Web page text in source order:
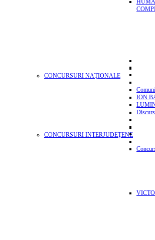
CONCURSURI NAŢIONALE
ION
CONCURSURI INTERJUDEŢENE